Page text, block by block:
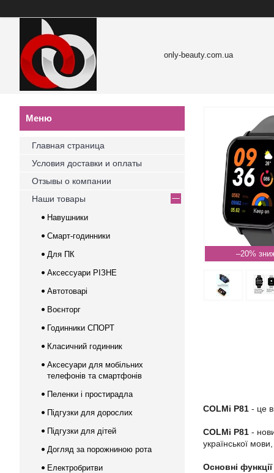
only-beauty.com.ua
–20%
COLMi P81 - це
COLMi P81 -
української
Основні
Главная страница
Условия доставки и оплаты
Отзывы о компании
Наши товары
Навушники
Смарт-годинники
Для ПК
Аксессуари РІЗНЕ
Автотоварі
Воєнторг
Годинники СПОРТ
Класичний годинник
Аксесуари для мобільних
телефонів та смартфонів
Пеленки і простирадла
Підгузки для дорослих
Підгузки для дітей
Догляд за порожниною рота
Електробритви